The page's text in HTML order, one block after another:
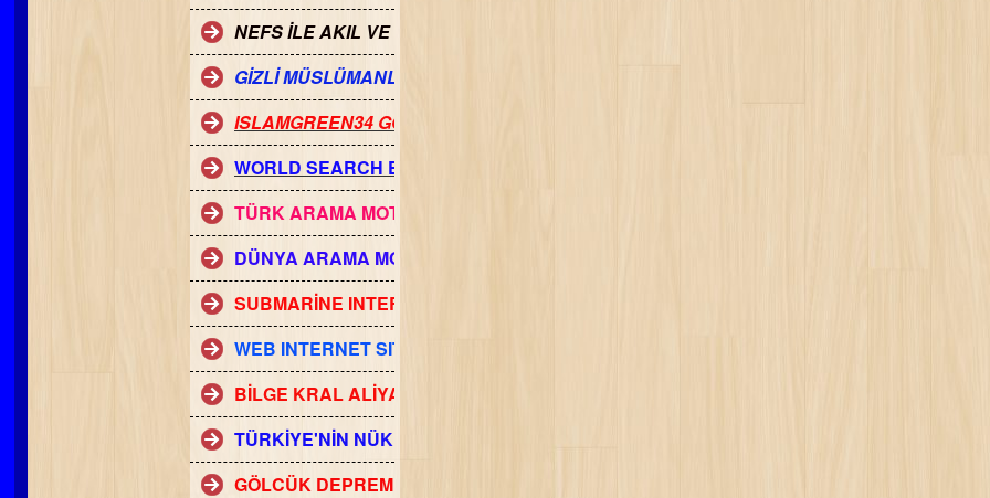
NEFS İLE AKIL VE İMAN
GİZLİ MÜSLÜMANLAR
ISLAMGREEN34 GOOGLE FOLLOW ANALYSİS RESEARCH UNIT POWER ____________
WORLD SEARCH ENGİNES
TÜRK ARAMA MOTORLARI
DÜNYA ARAMA MOTORLARI - WORLD SEARCH ENGINES
SUBMARİNE INTERNET
WEB INTERNET SITES TECHNOLOGY POWER
BİLGE KRAL ALİYA İZZETBEGOVİÇ
TÜRKİYE'NİN NÜKLEER BOMBA GÜCÜ
GÖLCÜK DEPREMİ VE AMERİKAN TESLA DENEYİ